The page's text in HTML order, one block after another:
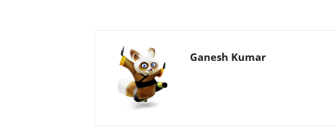
Ganesh Kumar